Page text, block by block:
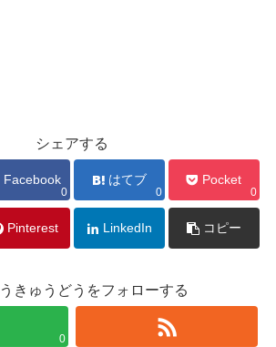
シェアする
Facebook
0
はてブ
0
Pocket
0
Pinterest LinkedIn コピー
きゅうどうをフォローする
0